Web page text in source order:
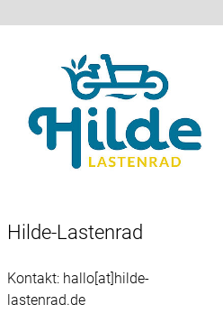
Hilde-Lastenrad
Kontakt: hallo[at]hilde-
lastenrad.de